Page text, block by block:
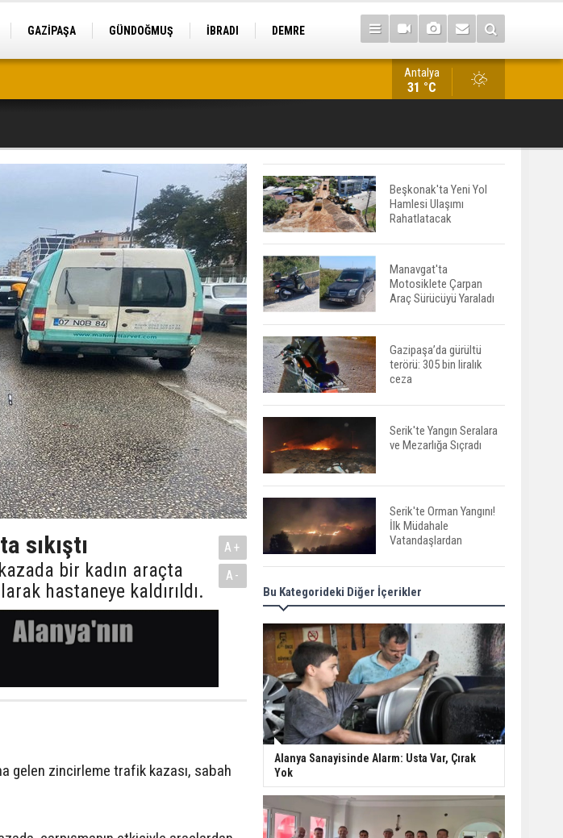
GAZİPAŞA GÜNDOĞMUŞ İBRADI
DEMRE
Alanya'da Acil Servis Faturası Şoku: 1.293 Euro Tepkisi
Antalya
31 °C
sıkıştı
bir kadın araçta
hastaneye kaldırıldı.
A+
A-
gelen zincirleme trafik kazası, sabah
Beşkonak'ta Yeni Yol
Hamlesi Ulaşımı
Rahatlatacak
Manavgat'ta
Motosiklete Çarpan
Araç Sürücüyü Yaraladı
Gazipaşa’da gürültü
terörü: 305 bin liralık
ceza
Serik'te Yangın Seralara
ve Mezarlığa Sıçradı
Serik'te Orman Yangını!
İlk Müdahale
Vatandaşlardan
Manavgat'ta Anne ve
Kızına Otomobil Çarptı
Finike açıklarında 50
yapay resif denizle
buluştu
Kepez tarihine sahip
çıkıyor: Tarihi kuyular
Manavgat’ta ani
Bu Kategorideki Diğer İçerikler
Alanya Sanayisinde Alarm: Usta Var, Çırak
Yok